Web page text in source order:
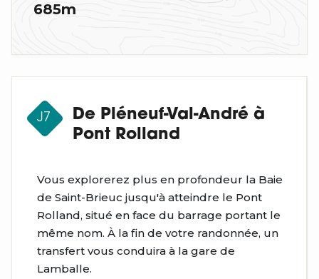
685m
J7
De Pléneuf-Val-André à
Pont Rolland
Vous explorerez plus en profondeur la Baie
de Saint-Brieuc jusqu'à atteindre le Pont
Rolland, situé en face du barrage portant le
même nom. À la fin de votre randonnée, un
transfert vous conduira à la gare de
Lamballe.